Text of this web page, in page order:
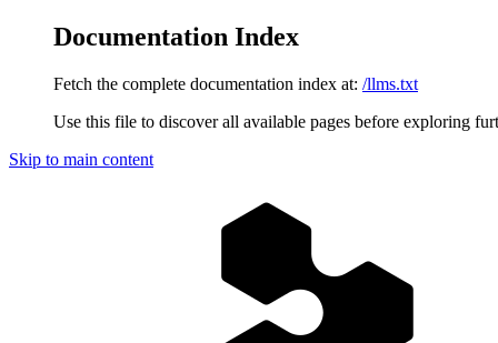
Documentation Index
Fetch the complete documentation index at: /llms.txt
Use this file to discover all available pages before exploring
Skip to main content